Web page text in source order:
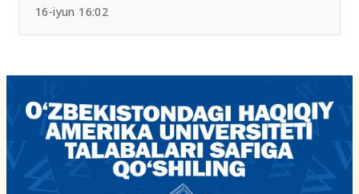
Chet tili sertifikatlari bo‘yicha yangi tartib
tasdiqlandi